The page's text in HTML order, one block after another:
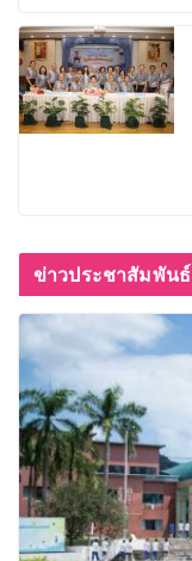
ข่าวประชาสัมพันธ์